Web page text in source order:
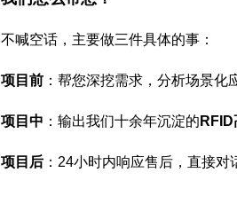
不喊空话，主要做三件具体的事：
项目前 ：帮您深挖需求，分析场景
项目中 ：输出我们十余年沉淀的
项目后 ：24小时内响应售后，直接对